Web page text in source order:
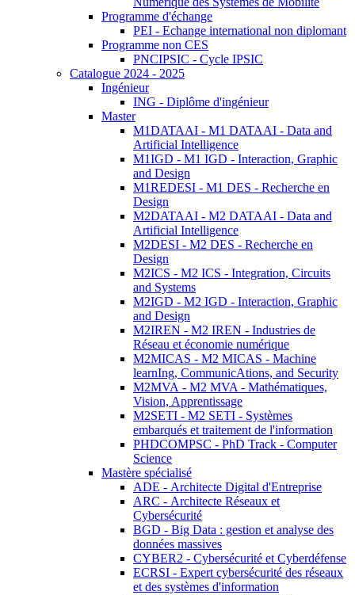
Programme d'échange
PEI - Echange international non diplomant
Programme non CES
PNCIPSIC - Cycle IPSIC
Catalogue 2024 - 2025
Ingénieur
ING - Diplôme d'ingénieur
Master
M1DATAAI - M1 DATAAI - Data and
Artificial Intelligence
M1IGD - M1 IGD - Interaction, Graphic
and Design
M1REDESI - M1 DES - Recherche en
Design
M2DATAAI - M2 DATAAI - Data and
Artificial Intelligence
M2DESI - M2 DES - Recherche en
Design
M2ICS - M2 ICS - Integration, Circuits
and Systems
M2IGD - M2 IGD - Interaction, Graphic
and Design
M2IREN - M2 IREN - Industries de
Réseau et économie numérique
M2MICAS - M2 MICAS - Machine
learnIng, CommunicAtions, and Security
M2MVA - M2 MVA - Mathématiques,
Vision, Apprentissage
M2SETI - M2 SETI - Systèmes
embarqués et traitement de l'information
PHDCOMPSC - PhD Track - Computer
Science
Mastère spécialisé
ADE - Architecte Digital d'Entreprise
ARC - Architecte Réseaux et
Cybersécurité
BGD - Big Data : gestion et analyse des
données massives
CYBER2 - Cybersécurité et Cyberdéfense
ECRSI - Expert cybersécurité des réseaux
et des systèmes d'information